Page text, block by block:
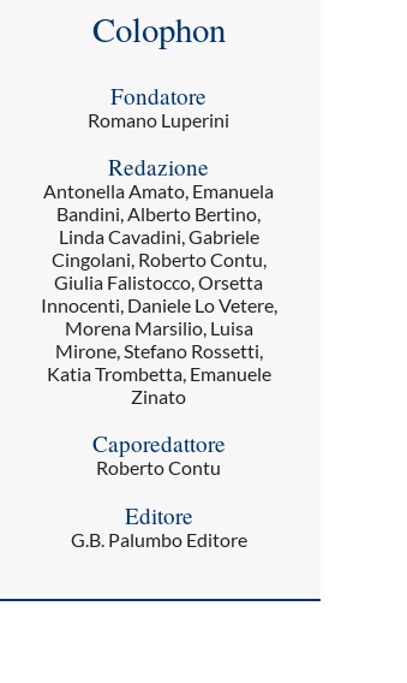
Colophon
Fondatore
Romano Luperini
Redazione
Antonella Amato, Emanuela
Bandini, Alberto Bertino,
Linda Cavadini, Gabriele
Cingolani, Roberto Contu,
Giulia Falistocco, Orsetta
Innocenti, Daniele Lo Vetere,
Morena Marsilio, Luisa
Mirone, Stefano Rossetti,
Katia Trombetta, Emanuele
Zinato
Caporedattore
Roberto Contu
Editore
G.B. Palumbo Editore